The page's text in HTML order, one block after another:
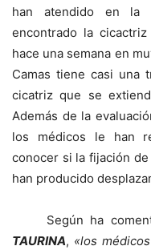
han atendido en la
encontrado la
hace una semana en
Camas tiene casi una
cicatriz que se
Además de la
los médicos le han
conocer si la fijación
han producido
Según ha
TAURINA, «los